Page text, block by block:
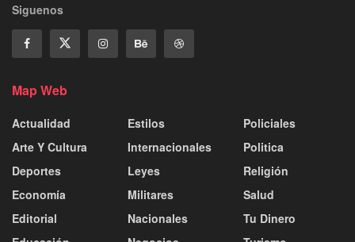
Siguenos
Map Web
Actualidad
Arte Y Cultura
Deportes
Economía
Editorial
Estilos
Internacionales
Leyes
Militares
Nacionales
Policiales
Politica
Religión
Salud
Tu Dinero